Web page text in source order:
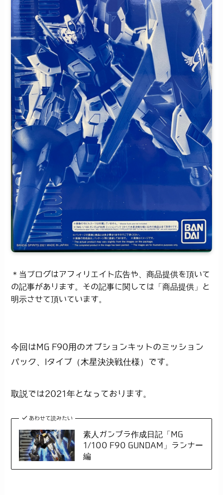
＊当ブログはアフィリエイト広告や、商品提供を頂いて
の記事があります。その記事に関しては「商品提供」と
明示させて頂いています。
今回はMG F90用のオプションキットのミッション
パック、Iタイプ（木星決決戦仕様）です。
取説では2021年となっております。
あわせて読みたい
素人ガンプラ作成日記「MG
1/100 F90 GUNDAM」ランナー
編